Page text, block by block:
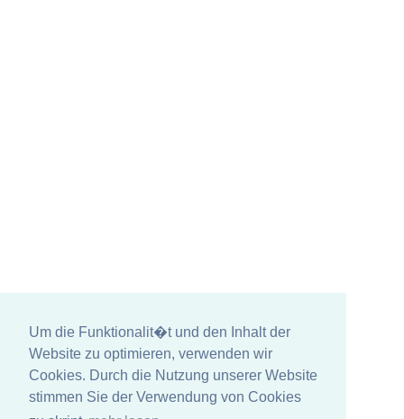
Um die Funktionalit�t und den Inhalt der
Website zu optimieren, verwenden wir
Cookies. Durch die Nutzung unserer Website
stimmen Sie der Verwendung von Cookies